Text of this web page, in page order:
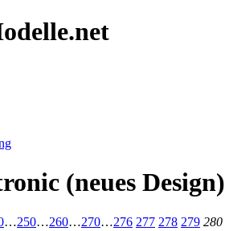
(neues Design)
…250…260…270…276 277 278 279 280